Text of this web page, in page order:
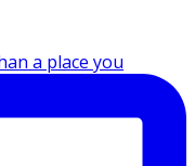
a place you